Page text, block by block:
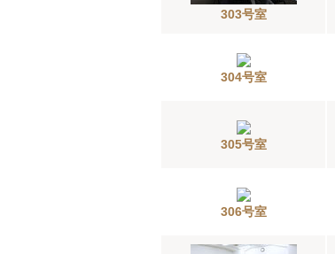
303号室
304号室
305号室
306号室